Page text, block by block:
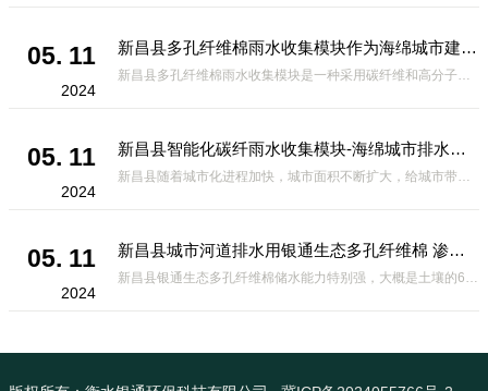
05. 11
2024
新昌县多孔纤维棉雨水收集模块作为海绵城市建设中的一种创新材料
新昌县多孔纤维棉雨水收集模块是一种采用碳纤维和高分子材料复合而成的新型材料。它拥有高度多孔的结构，能够有效吸收和储存雨水，同时利用其独特的导流设计，将雨水迅速排出，有效防止城市内涝的发生。此外，该材料还具有
05. 11
2024
新昌县智能化碳纤雨水收集模块-海绵城市排水蓄水系统的优选项
新昌县随着城市化进程加快，城市面积不断扩大，给城市带来的问题也随之增加。其中之一就是水资源的短缺。雨水收集是一种解决城市水资源短缺的有效途径。在雨水收集技术中，智能化碳纤雨水收集模块的出现，为解决城市水资源
05. 11
2024
新昌县城市河道排水用银通生态多孔纤维棉 渗透性好重量轻
新昌县银通生态多孔纤维棉储水能力特别强，大概是土壤的6倍，所以在下暴雨或者是严重的雨雪天气时，能将降水量很好的吸收掉，到了天气晴朗之后又会将这些水分蒸发到空气中。这种材料在绿化环保上能起到很大的作用，能够大